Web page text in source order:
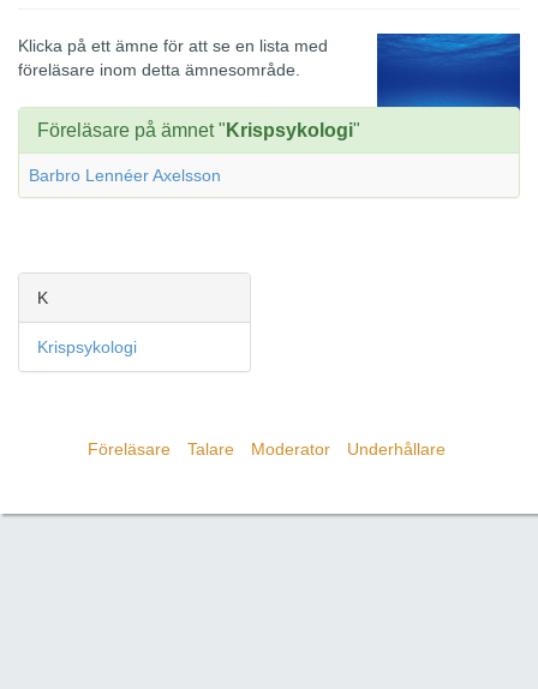
Klicka på ett ämne för att se en lista med
föreläsare inom detta ämnesområde.
Föreläsare på ämnet " Krispsykologi"
Barbro Lennéer Axelsson
K
Krispsykologi
Föreläsare Talare Moderator Underhållare